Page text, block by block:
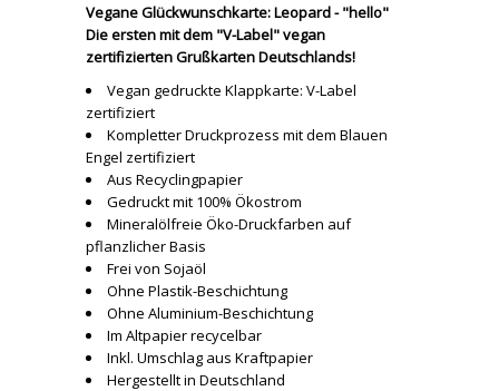
Vegane Glückwunschkarte: Leopard - "hello"
Die ersten mit dem "V-Label" vegan
zertifizierten Grußkarten Deutschlands!
Vegan gedruckte Klappkarte: V-Label
zertifiziert
Kompletter Druckprozess mit dem Blauen
Engel zertifiziert
Aus Recyclingpapier
Gedruckt mit 100% Ökostrom
Mineralölfreie Öko-Druckfarben auf
pflanzlicher Basis
Frei von Sojaöl
Ohne Plastik-Beschichtung
Ohne Aluminium-Beschichtung
Im Altpapier recycelbar
Inkl. Umschlag aus Kraftpapier
Hergestellt in Deutschland